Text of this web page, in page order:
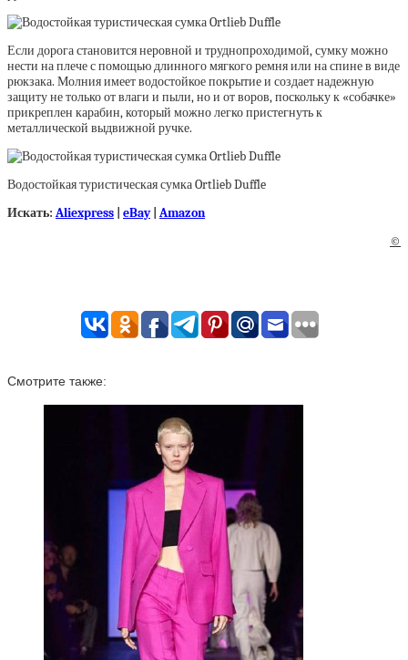
Если дорога становится неровной и труднопроходимой, сумку можно
нести на плече с помощью длинного мягкого ремня или на спине в виде
рюкзака. Молния имеет водостойкое покрытие и создает надежную
защиту не только от влаги и пыли, но и от воров, поскольку к «собачке»
прикреплен карабин, который можно легко пристегнуть к
металлической выдвижной ручке.
Водостойкая туристическая сумка Ortlieb Duffle
Искать: Aliexpress eBay| Amazon
©
Смотрите также: